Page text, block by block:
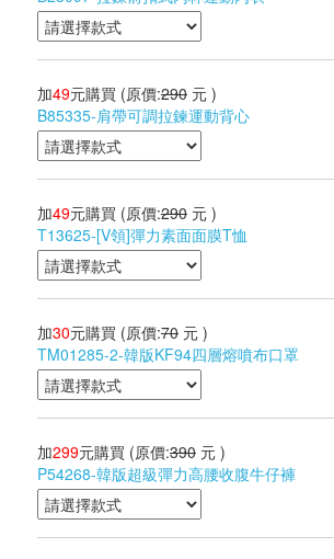
加49元購買 (原價:290 元 )
B85335-肩帶可調拉鍊運動背心
加49元購買 (原價:290 元 )
T13625-[V領]彈力素面面膜T恤
加30元購買 (原價:70 元 )
TM01285-2-韓版KF94四層熔噴布口罩
加299元購買 (原價:390 元 )
P54268-韓版超級彈力高腰收腹牛仔褲